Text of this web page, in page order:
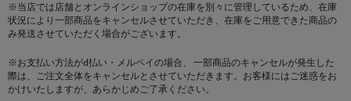
※当店では店舗とオンラインショップの在庫を別々に管理しているため、在庫
状況により一部商品をキャンセルさせていただき、在庫をご用意できた商品の
み発送させていただく場合がございます。
※お支払い方法がd払い・メルペイの場合、 一部商品のキャンセルが発生した
際は、ご注文全体をキャンセルとさせていただきます。お客様にはご迷惑をお
かけいたしますが、あらかじめご了承ください。